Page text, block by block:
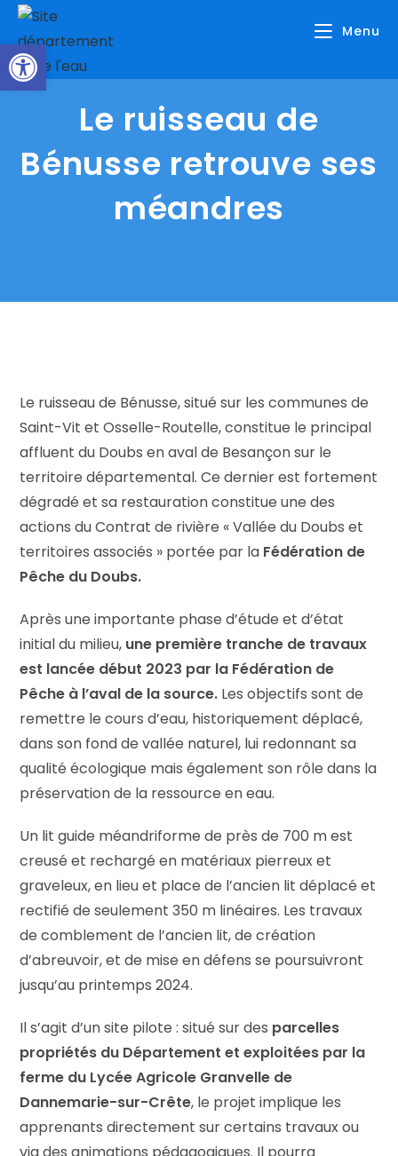
Skip
content
Menu
Le ruisseau de
Bénusse retrouve ses
méandres
Le ruisseau de Bénusse, situé sur les communes de
Saint-Vit et Osselle-Routelle, constitue le principal
affluent du Doubs en aval de Besançon sur le
territoire départemental. Ce dernier est fortement
dégradé et sa restauration constitue une des
actions du Contrat de rivière « Vallée du Doubs et
territoires associés » portée par la Fédération de
Pêche du Doubs.
Après une importante phase d’étude et d’état
initial du milieu, une première tranche de travaux
est lancée début 2023 par la Fédération de
Pêche à l’aval de la source. Les objectifs sont de
remettre le cours d’eau, historiquement déplacé,
dans son fond de vallée naturel, lui redonnant sa
qualité écologique mais également son rôle dans la
préservation de la ressource en eau.
Un lit guide méandriforme de près de 700 m est
creusé et rechargé en matériaux pierreux et
graveleux, en lieu et place de l’ancien lit déplacé et
rectifié de seulement 350 m linéaires. Les travaux
de comblement de l’ancien lit, de création
d’abreuvoir, et de mise en défens se poursuivront
jusqu’au printemps 2024.
Il s’agit d’un site pilote : situé sur des parcelles
propriétés du Département et exploitées par la
ferme du Lycée Agricole Granvelle de
Dannemarie-sur-Crête, le projet implique les
apprenants directement sur certains travaux ou
Ouvrir la barre d’outils